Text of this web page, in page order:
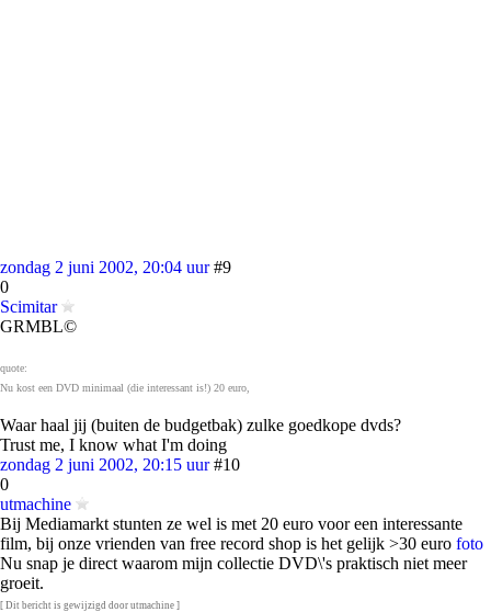
zondag 2 juni 2002, 20:04 uur #9
0
Scimitar
GRMBL©
quote:
Nu kost een DVD minimaal (die interessant is!) 20 euro,
Waar haal jij (buiten de budgetbak) zulke goedkope dvds?
Trust me, I know what I'm doing
zondag 2 juni 2002, 20:15 uur #10
0
utmachine
Bij Mediamarkt stunten ze wel is met 20 euro voor een interessante
film, bij onze vrienden van free record shop is het gelijk >30 euro foto
Nu snap je direct waarom mijn collectie DVD\'s praktisch niet meer
groeit.
[ Dit bericht is gewijzigd door utmachine ]